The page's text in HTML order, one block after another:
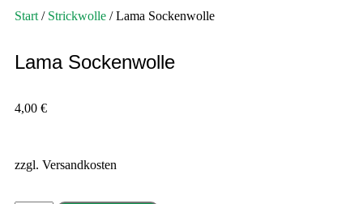
Start / Strickwolle / Lama Sockenwolle
Lama Sockenwolle
4,00 €
zzgl. Versandkosten